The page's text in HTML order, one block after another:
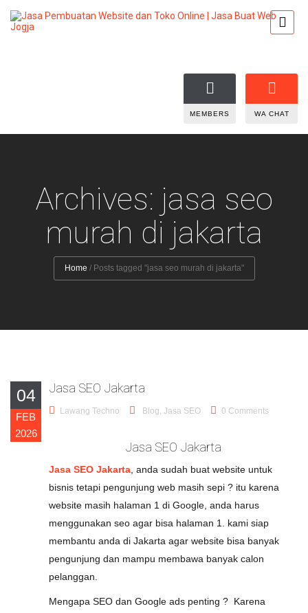
MEMBERS WA CHAT
Archives: jasa seo
murah di jakarta
Home / Posts tagged "jasa seo murah di jakarta"
04
FEB
2026
Jasa SEO Jakarta
Lawang Techno Blog, Jasa SEO 0 Comments
Jasa SEO Jakarta
Jasa SEO Jakarta , anda sudah buat website untuk
bisnis tetapi pengunjung web masih sepi ? itu karena
website masih halaman 1 di Google, anda harus
menggunakan seo agar bisa halaman 1. kami siap
membantu anda di Jakarta agar website bisa banyak
pengunjung dan mampu membawa banyak calon
pelanggan.
Mengapa SEO dan Google ads penting ? Karena